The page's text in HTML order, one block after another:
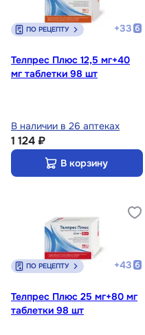
ПО РЕЦЕПТУ +33
Телпрес Плюс 12,5 мг+40
мг таблетки 98 шт
В наличии в 26 аптеках
1 124 ₽
В корзину
ПО РЕЦЕПТУ +43
Телпрес Плюс 25 мг+80 мг
таблетки 98 шт